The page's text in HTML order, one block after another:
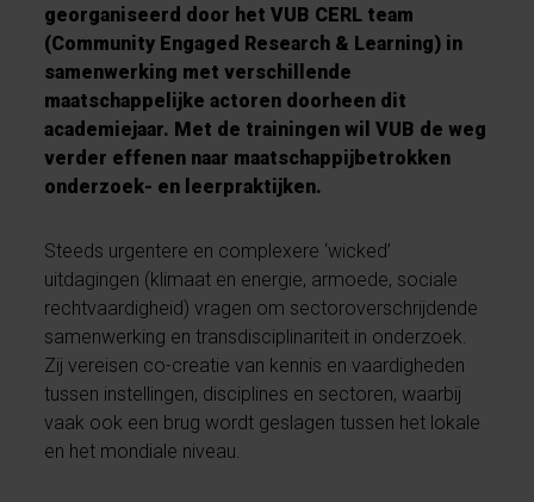
georganiseerd door het VUB CERL team
(Community Engaged Research & Learning) in
samenwerking met verschillende
maatschappelijke actoren doorheen dit
academiejaar. Met de trainingen wil VUB de weg
verder effenen naar maatschappijbetrokken
onderzoek- en leerpraktijken.
Steeds urgentere en complexere ‘wicked’
uitdagingen (klimaat en energie, armoede, sociale
rechtvaardigheid) vragen om sectoroverschrijdende
samenwerking en transdisciplinariteit in onderzoek.
Zij vereisen co-creatie van kennis en vaardigheden
tussen instellingen, disciplines en sectoren, waarbij
vaak ook een brug wordt geslagen tussen het lokale
en het mondiale niveau.